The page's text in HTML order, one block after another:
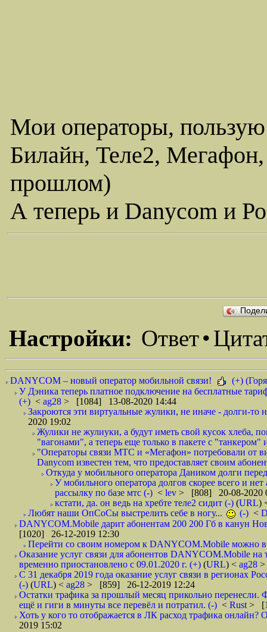
Мои операторы,
Билайн, Теле2,
прошлом)
А теперь и Danycom и
Настройки: Ответ•
DANYCOM – новый оператор мобильной связи!
(+)
У Дэника теперь платное подключение на бесплатные
(+) < ag28 > [1084] 13-08-2020 14:44
Закроются эти виртуальные жулики, не иначе - долги-то
2020 19:02
Жулики не жулиуки, а будут иметь свой кусок хлеба,
"вагонами", а теперь еще только в пакете с
"Операторы связи МТС и «Мегафон» потребовали от
Danycom известен тем, что предоставляет своим
Откуда у мобильного оператора Даником долги
У мобильного оператора долгов скорее всего и
рассылку по базе мтс (-) < lev > [808] 20-08-2020
кстати, да. он ведь на хребте теле2 сидит (-) (URL)
Любят наши ОпСоСы выстрелить себе в ногу...
(-) <
DANYCOM.Mobile дарит абонентам 200 200 Гб в канун
[1020] 26-12-2019 12:30
Перейти со своим номером к DANYCOM.Mobile можно в
Оказание услуг связи для абонентов DANYCOM.Mobile
временно приостановлено с 09.01.2020 г. (+) (URL) < ag28 >
С 31 декабря 2019 года оказание услуг связи в регионах
(-) (URL) < ag28 > [859] 26-12-2019 12:24
Остатки трафика за прошлый месяц прикольно
ещё и гиги в минуты все перевёл и потратил. (-) < Rust >
Хоть у кого то отображается в ЛК расход трафика
2019 15:02